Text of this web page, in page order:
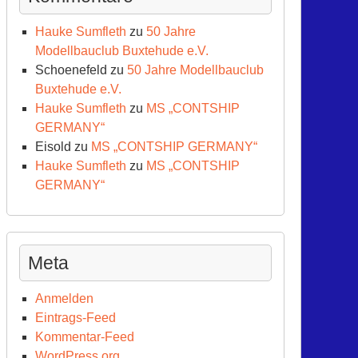
Hauke Sumfleth zu 50 Jahre
Modellbauclub Buxtehude e.V.
Schoenefeld zu 50 Jahre Modellbauclub
Buxtehude e.V.
Hauke Sumfleth zu MS „CONTSHIP
GERMANY“
Eisold zu MS „CONTSHIP GERMANY“
Hauke Sumfleth zu MS „CONTSHIP
GERMANY“
Meta
Anmelden
Eintrags-Feed
Kommentar-Feed